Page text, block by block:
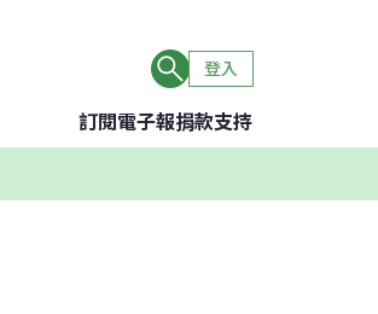
登入
訂閱電子報捐款支持